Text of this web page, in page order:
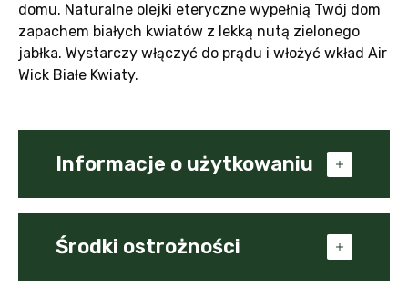
domu. Naturalne olejki eteryczne wypełnią Twój dom
zapachem białych kwiatów z lekką nutą zielonego
jabłka. Wystarczy włączyć do prądu i włożyć wkład Air
Wick Białe Kwiaty.
Informacje o użytkowaniu
Dziękujemy za zaufanie i zakup wkładu do
odświeżacza elektrycznego Air Wick. Jego
używanie jest bardzo proste – już za chwilę
Środki ostrożności